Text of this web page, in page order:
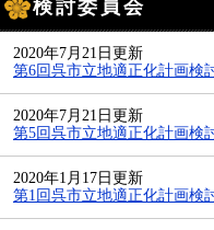
文
検討委員会
2020年7月21日更新
第6回呉市立地適正化計画検
2020年7月21日更新
第5回呉市立地適正化計画検
2020年1月17日更新
第1回呉市立地適正化計画検